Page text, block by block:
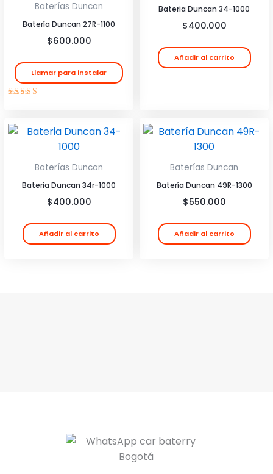
Baterías Duncan
Batería Duncan 27R-1100
$600.000
Llamar para instalar
de 5
Bateria Duncan 34-1000
$400.000
Añadir al carrito
Baterías Duncan
Bateria Duncan 34r-1000
$400.000
Añadir al carrito
Baterías Duncan
Batería Duncan 49R-1300
$550.000
Añadir al carrito